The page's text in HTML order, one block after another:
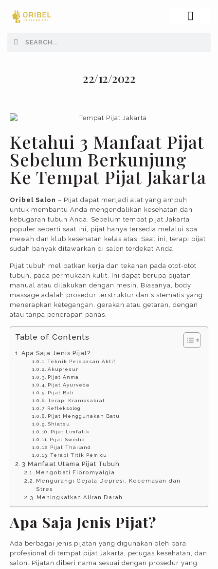
22/12/2022
Ketahui 3 Manfaat Pijat
Sebelum Berkunjung
Ke Tempat Pijat Jakarta
Oribel Salon – Pijat dapat menjadi alat yang ampuh
untuk membantu Anda mengendalikan kesehatan dan
kebugaran tubuh Anda. Sebelum tempat pijat Jakarta
populer seperti saat ini, pijat hanya tersedia melalui spa
mewah dan klub kesehatan kelas atas. Saat ini, terapi pijat
sudah banyak ditawarkan di salon terdekat Anda.
Pijat tubuh melibatkan kerja dan tekanan pada otot-otot
tubuh, pada permukaan kulit. Ini dapat berupa pijatan
manual atau dilakukan dengan mesin. Biasanya, body
massage adalah prosedur terstruktur dan sistematis yang
menerapkan ketegangan, gerakan atau getaran, dengan
atau tanpa penerapan panas.
Table of Contents
Apa Saja Jenis Pijat?
Teknik Pelepasan Aktif
Akupresur
Pijat Anma
Pijat Ayurveda
Pijat Bali
Terapi Kraniosakral
Refleksolog
Pijat Menggunakan Batu
Shiatsu
Pijat Limfatik
Pijat Swedia
Pijat Thailand
Terapi Titik Pemicu
3 Manfaat Utama Pijat Tubuh
Mengobati Fibromyalgia
Mengurangi Gejala Depresi, Kecemasan dan
Stres
Meningkatkan Aliran Darah
Apa Saja Jenis Pijat?
Ada berbagai jenis pijatan yang digunakan oleh para
profesional di tempat pijat Jakarta, petugas kesehatan, dan
salon. Pijatan diberi nama sesuai dengan prosedur yang